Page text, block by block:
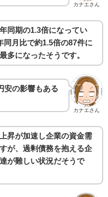
カナエさん
同期の1.3倍になってい
同月比で約1.5倍の87件に
多になったそうです。
カナエさん
安の影響もある
昇が加速し企業の資金需
が、過剰債務を抱える企
が難しい状況だそうで